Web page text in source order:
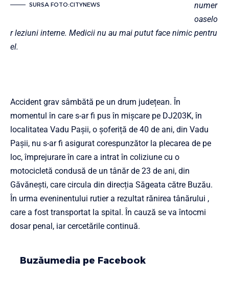
SURSA FOTO:CITYNEWS
numer
oaselo
r leziuni interne. Medicii nu au mai putut face nimic pentru
el.
Accident grav sâmbătă pe un drum județean. În
momentul în care s-ar fi pus în mișcare pe DJ203K, în
localitatea Vadu Pașii, o șoferiță de 40 de ani, din Vadu
Pașii, nu s-ar fi asigurat corespunzător la plecarea de pe
loc, împrejurare în care a intrat în coliziune cu o
motocicletă condusă de un tânăr de 23 de ani, din
Găvănești, care circula din direcția Săgeata către Buzău.
În urma eveninentului rutier a rezultat rănirea tânărului ,
care a fost transportat la spital. În cauză se va întocmi
dosar penal, iar cercetările continuă.
Buzăumedia pe Facebook